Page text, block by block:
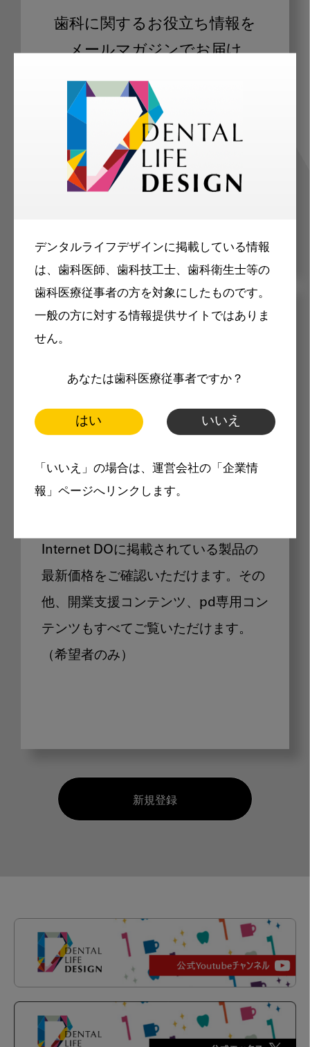
デンタルライフデザインに掲載している情報
は、歯科医師、歯科技工士、歯科衛生士等の
歯科医療従事者の方を対象にしたものです。
一般の方に対する情報提供サイトではありま
せん。
あなたは歯科医療従事者ですか？
はい いいえ
「いいえ」の場合は、運営会社の「企業情
報」ページへリンクします。
歯科に関するお役立ち情報を
メールマガジンでお届け
ご登録いただいた職種（歯科医師、歯
科衛生士、歯科技工士）に合わせた内
容のメールマガジンをお届けします。
メリット
製品価格も閲覧可能
Internet DOに掲載されている製品の
最新価格をご確認いただけます。その
他、開業支援コンテンツ、pd専用コン
テンツもすべてご覧いただけます。
（希望者のみ）
新規登録